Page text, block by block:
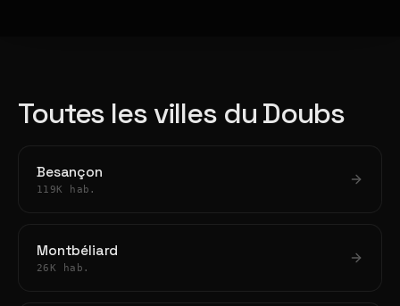
Toutes les villes du Doubs
Besançon
119K hab.
Montbéliard
26K hab.